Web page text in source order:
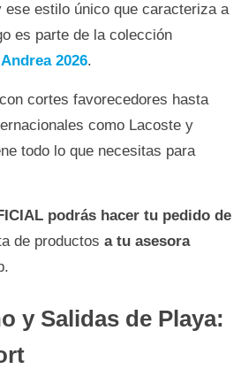
estilo único que caracteriza a
es parte de la colección
2026.
cortes favorecedores hasta
como Lacoste y
todo lo que necesitas para
podrás hacer tu pedido de
de productos a tu asesora
y Salidas de Playa: